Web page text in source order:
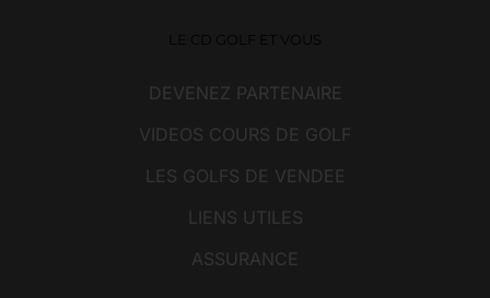
DEVENEZ PARTENAIRE
VIDEOS COURS DE GOLF
LES GOLFS DE VENDEE
LIENS UTILES
ASSURANCE